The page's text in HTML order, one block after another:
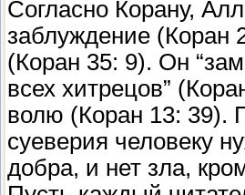
Согласно Корану,
заблуждение (Коран
(Коран 35: 9). Он
всех хитрецов”
волю (Коран 13: 39).
суеверия человеку
добра, и нет зла,